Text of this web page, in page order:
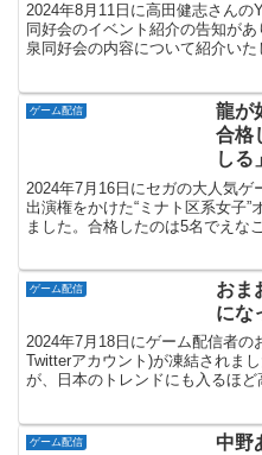
2024年8月11日に高田健志さんの
同好会のイベント紹介の告知が
泉同好会の内容について紹介い
ゲーム配信
龍が
合格
しる
2024年7月16日にセガの大人気
出演権をかけた“ミナト区系女子
ました。合格したのは5名でえな
ゲーム配信
おま
にな
2024年7月18日にゲーム配信者の
Twitterアカウント)が凍結されま
が、日本のトレンドにも入るほ
ゲーム配信
中野